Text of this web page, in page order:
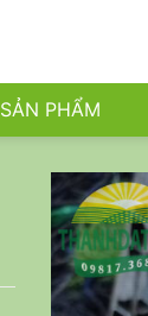
SẢN PHẨM